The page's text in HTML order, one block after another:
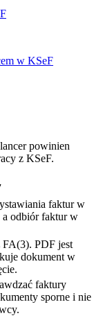
w KSeF
powinien
z KSeF.
faktur w
a odbiór faktur w
PDF jest
dokument w
faktury
sporne i nie